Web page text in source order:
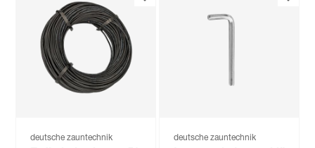
deutsche zauntechnik deutsche zauntechnik